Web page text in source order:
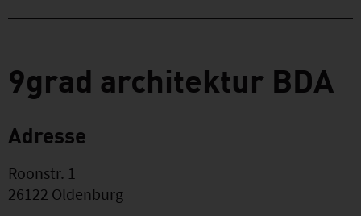
9grad architektur BDA
Adresse
Roonstr. 1
26122 Oldenburg